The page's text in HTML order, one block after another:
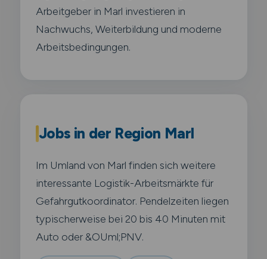
Arbeitgeber in Marl investieren in
Nachwuchs, Weiterbildung und moderne
Arbeitsbedingungen.
Jobs in der Region Marl
Im Umland von Marl finden sich weitere
interessante Logistik-Arbeitsmärkte für
Gefahrgutkoordinator. Pendelzeiten liegen
typischerweise bei 20 bis 40 Minuten mit
Auto oder &OUml;PNV.